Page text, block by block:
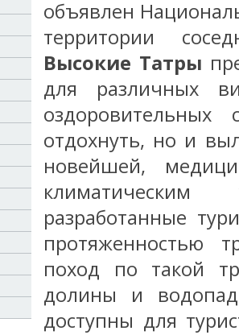
объявлен
территории
Высокие Татры
для различных
отдохнуть, но и
новейшей,
разработанные
протяженностью
поход по такой
долины и
доступны для